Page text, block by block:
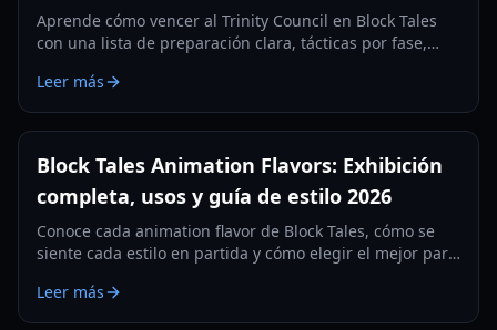
Aprende cómo vencer al Trinity Council en Block Tales
con una lista de preparación clara, tácticas por fase,
clears consistentes en 2026.
Leer más
Block Tales Animation Flavors: Exhibición
completa, usos y guía de estilo 2026
Conoce cada animation flavor de Block Tales, cómo se
siente cada estilo en partida y cómo elegir el mejor para
Leer más